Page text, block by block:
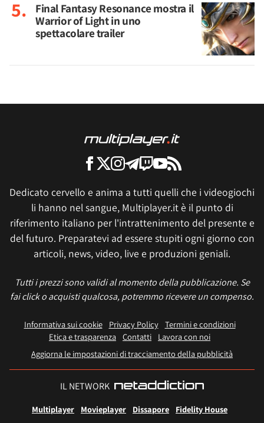
Final Fantasy Resonance mostra il
Warrior of Light in uno
spettacolare trailer
Dedicato cervello e anima a tutti quelli che i videogiochi
li hanno nel sangue, Multiplayer.it è il punto di
riferimento italiano per l'intrattenimento del presente e
del futuro. Preparatevi ad essere stupiti ogni giorno con
articoli, news, video, live e produzioni geniali.
Tutti i prezzi sono validi al momento della pubblicazione. Se
fai click o acquisti qualcosa, potremmo ricevere un compenso.
Informativa sui cookie Privacy Policy
Termini e condizioni
Etica e trasparenza Contatti
Lavora con noi
Aggiorna le impostazioni di tracciamento della pubblicità
IL NETWORK
Multiplayer Movieplayer Dissapore
Fidelity House